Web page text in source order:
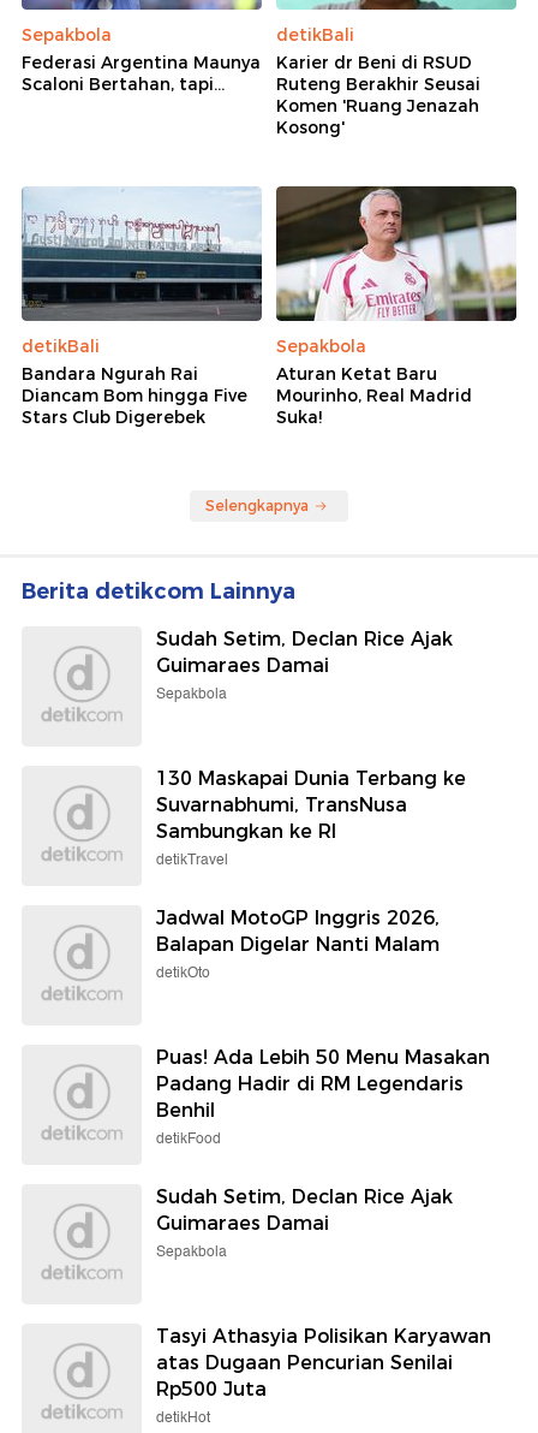
Sepakbola
Federasi Argentina Maunya
Scaloni Bertahan, tapi...
detikBali
Karier dr Beni di RSUD
Ruteng Berakhir Seusai
Komen 'Ruang Jenazah
Kosong'
detikBali
Bandara Ngurah Rai
Diancam Bom hingga Five
Stars Club Digerebek
Sepakbola
Aturan Ketat Baru
Mourinho, Real Madrid
Suka!
Selengkapnya
Berita detikcom Lainnya
Sudah Setim, Declan Rice Ajak
Guimaraes Damai
Sepakbola
130 Maskapai Dunia Terbang ke
Suvarnabhumi, TransNusa
Sambungkan ke RI
detikTravel
Jadwal MotoGP Inggris 2026,
Balapan Digelar Nanti Malam
detikOto
Puas! Ada Lebih 50 Menu Masakan
Padang Hadir di RM Legendaris
Benhil
detikFood
Sudah Setim, Declan Rice Ajak
Guimaraes Damai
Sepakbola
Tasyi Athasyia Polisikan Karyawan
atas Dugaan Pencurian Senilai
Rp500 Juta
detikHot